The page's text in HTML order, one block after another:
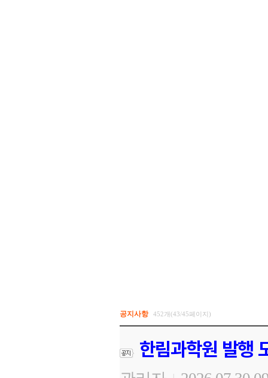
공지사항 452개(43/45페이지)
한림과학원 발행